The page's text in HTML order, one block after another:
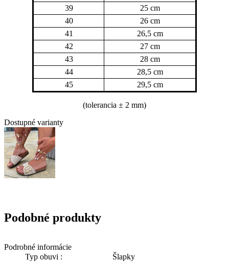
39
25 cm
40
26 cm
41
26,5 cm
42
27 cm
43
28 cm
44
28,5 cm
45
29,5 cm
(tolerancia ± 2 mm)
Dostupné varianty
Podrobné informácie
Typ obuvi :
Šlapky
Podobné produkty